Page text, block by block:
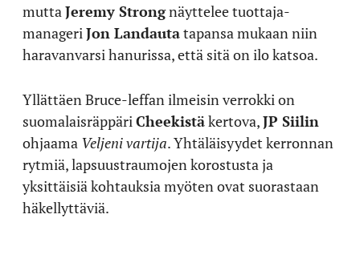
muttaJeremy Strongnäyttelee tuottaja-
manageriJon Landautatapansa mukaan niin
haravanvarsi hanurissa, että sitä on ilo katsoa.
Yllättäen Bruce-leffan ilmeisin verrokki on
suomalaisräppäriCheekistäkertova,JP Siilin
ohjaama Veljeni vartija. Yhtäläisyydet kerronnan
rytmiä, lapsuustraumojen korostusta ja
yksittäisiä kohtauksia myöten ovat suorastaan
häkellyttäviä.